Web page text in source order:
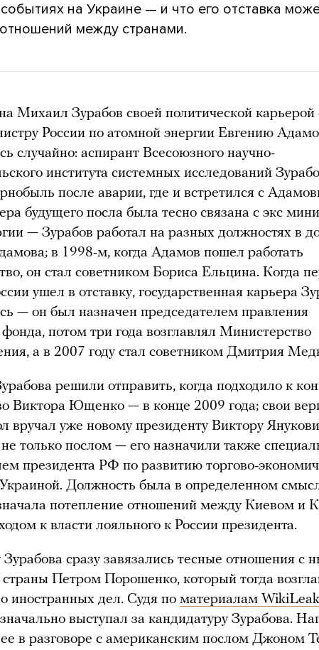
на Украине — и что его отставка
между странами.
Михаил Зурабов своей политической карьерой
России по атомной энергии Евгению
случайно: аспирант Всесоюзного научно-
института системных исследований
после аварии, где и встретился с
будущего посла была тесно связана с экс
— Зурабов работал на разных должностях в
в 1998-м, когда Адамов пошел работать
он стал советником Бориса Ельцина. Когда
ушел в отставку, государственная карьера
— он был назначен председателем правления
потом три года возглавлял Министерство
а в 2007 году стал советником Дмитрия
решили отправить, когда подходило к
Виктора Ющенко — в конце 2009 года; свои
вручал уже новому президенту Виктору
не только послом — его назначили также
президента РФ по развитию торгово-
Должность была в определенном
потепление отношений между Киевом и
к власти лояльного к России президента.
сразу завязались тесные отношения с
Петром Порошенко, который тогда
иностранных дел. Судя по материалам
выступал за кандидатуру Зурабова.
ее в разговоре с американским послом Джоном